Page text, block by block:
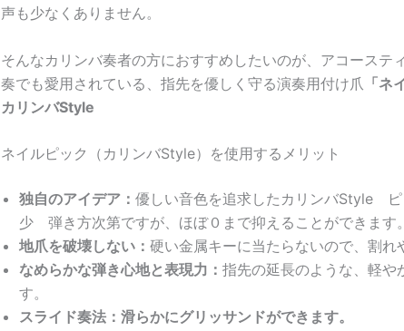
声も少なくありません。
そんなカリンバ奏者の方におすすめしたいのが、アコーステ
奏でも愛用されている、指先を優しく守る演奏用付け爪 「ネ
カリンバStyle
ネイルピック（カリンバStyle）を使用するメリット
独自のアイデア： 優しい音色を追求したカリンバStyle
少 弾き方次第ですが、ほぼ０まで抑えることができます。
地爪を破壊しない： 硬い金属キーに当たらないので、割れ
なめらかな弾き心地と表現力： 指先の延長のような、軽や
す。
スライド奏法：滑らかにグリッサンドができます。